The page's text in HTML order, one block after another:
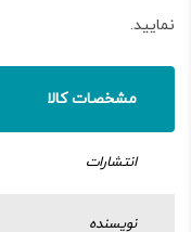
نمایید.
مشخصات کالا
انتشارات
نویسنده